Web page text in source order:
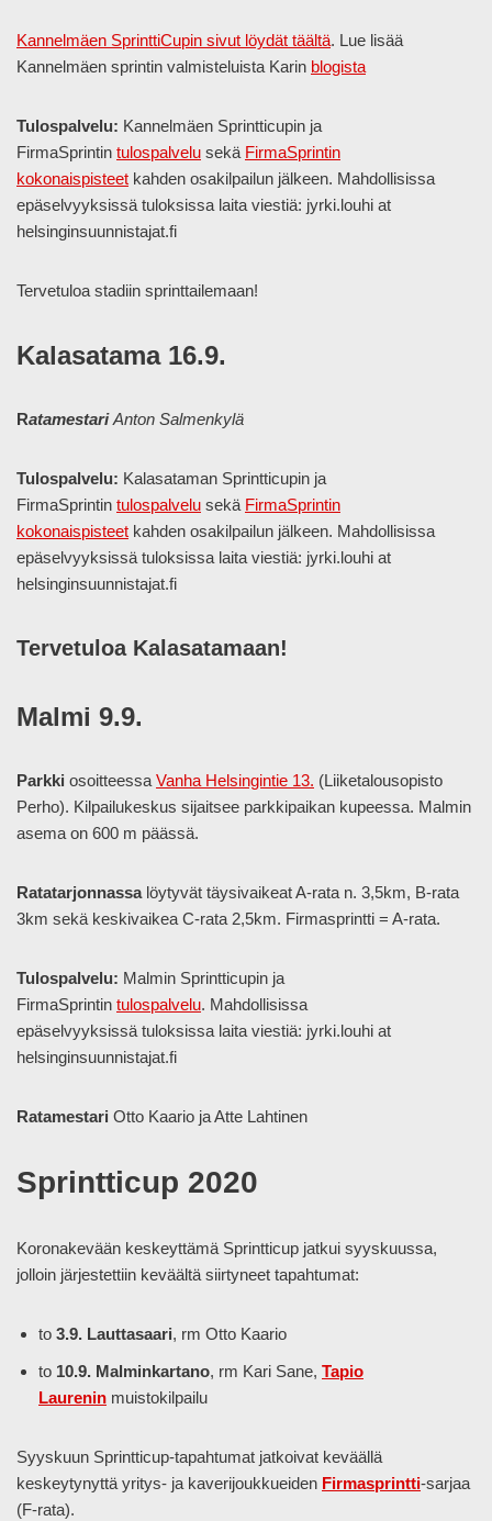
Kannelmäen SprinttiCupin sivut löydät täältä. Lue lisää
Kannelmäen sprintin valmisteluista Karin blogista
Tulospalvelu: Kannelmäen Sprintticupin ja
FirmaSprintin tulospalvelu sekä FirmaSprintin
kokonaispisteet kahden osakilpailun jälkeen. Mahdollisissa
epäselvyyksissä tuloksissa laita viestiä: jyrki.louhi at
helsinginsuunnistajat.fi
Tervetuloa stadiin sprinttailemaan!
Kalasatama 16.9.
RatamestariAnton Salmenkylä
Tulospalvelu: Kalasataman Sprintticupin ja
FirmaSprintin tulospalvelu sekä FirmaSprintin
kokonaispisteet kahden osakilpailun jälkeen. Mahdollisissa
epäselvyyksissä tuloksissa laita viestiä: jyrki.louhi at
helsinginsuunnistajat.fi
Tervetuloa Kalasatamaan!
Malmi 9.9.
Parkki osoitteessaVanha Helsingintie 13. (Liiketalousopisto
Perho). Kilpailukeskus sijaitsee parkkipaikan kupeessa. Malmin
asema on 600 m päässä.
Ratatarjonnassalöytyvät täysivaikeat A-rata n. 3,5km, B-rata
3km sekä keskivaikea C-rata 2,5km. Firmasprintti = A-rata.
Tulospalvelu: Malmin Sprintticupin ja
FirmaSprintin tulospalvelu. Mahdollisissa
epäselvyyksissä tuloksissa laita viestiä: jyrki.louhi at
helsinginsuunnistajat.fi
Ratamestari Otto Kaario ja Atte Lahtinen
Sprintticup 2020
Koronakevään keskeyttämä Sprintticup jatkui syyskuussa,
jolloin järjestettiin keväältä siirtyneet tapahtumat:
to 3.9. Lauttasaari, rm Otto Kaario
to 10.9. Malminkartano, rm Kari Sane, Tapio
Laurenin muistokilpailu
Syyskuun Sprintticup-tapahtumat jatkoivat keväällä
keskeytynyttä yritys- ja kaverijoukkueiden Firmasprintti-sarjaa
(F-rata).